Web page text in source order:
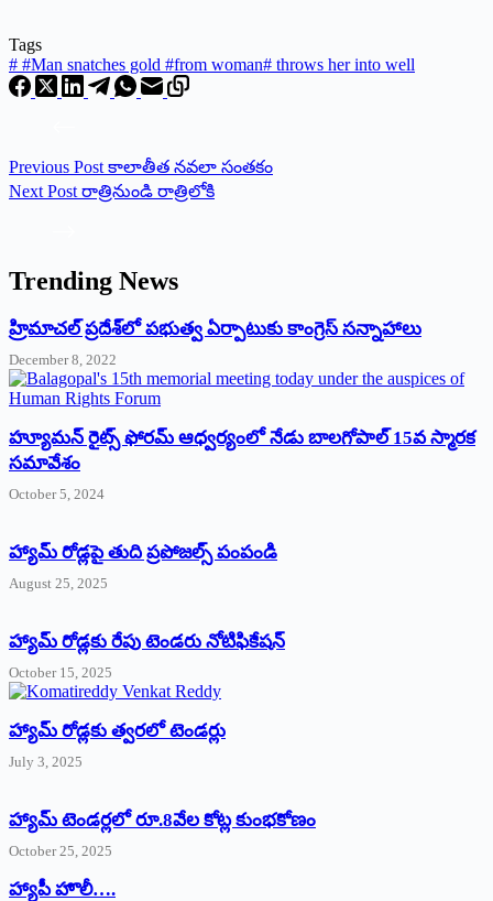
Tags
# #Man snatches gold #from woman# throws her into well
Previous Post కాలాతీత నవలా సంతకం
Next Post రాత్రినుండి రాత్రిలోకి
Trending News
‌హ్రిమాచల్‌ ‌ప్రదేశ్‌లో పభుత్వ ఏర్పాటుకు కాంగ్రెస్‌ ‌సన్నాహాలు
December 8, 2022
హ్యూమన్‌ రైట్స్‌ ఫోరమ్‌ ఆధ్వర్యంలో నేడు బాలగోపాల్‌ 15వ స్మారక
సమావేశం
October 5, 2024
హ్యామ్‌ రోడ్లపై తుది ప్రపోజల్స్‌ పంపండి
August 25, 2025
హ్యామ్‌ రోడ్లకు రేపు టెండరు నోటిఫికేషన్‌
October 15, 2025
హ్యామ్‌ రోడ్లకు త్వరలో టెండర్లు
July 3, 2025
హ్యామ్‌ ‌టెండర్లలో రూ.8వేల కోట్ల కుంభకోణం
October 25, 2025
హ్యాపీ హొలీ….